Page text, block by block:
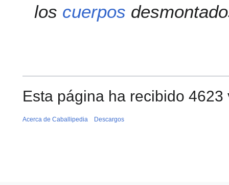
los cuerpos
Esta página ha recibido 4623
Acerca de Caballipedia Descargos